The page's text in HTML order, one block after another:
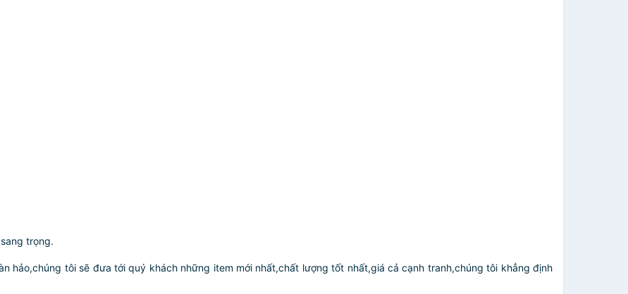
trọng.
hảo,chúng tôi sẽ đưa tới quý khách những item mới nhất,chất lượng tốt nhất,giá cả cạnh tranh,chúng tôi khẳng định